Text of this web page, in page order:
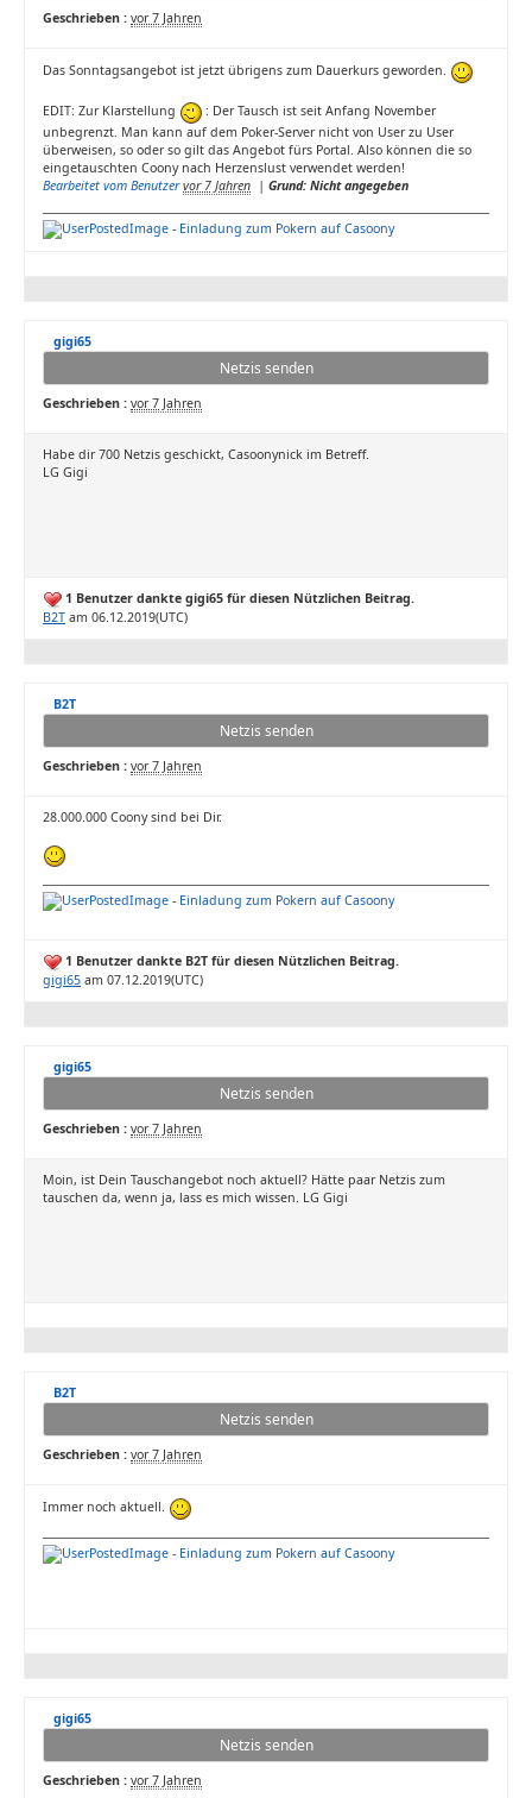
Geschrieben : vor 7 Jahren
Das Sonntagsangebot ist jetzt übrigens zum Dauerkurs geworden.
EDIT: Zur Klarstellung
: Der Tausch ist seit Anfang November
unbegrenzt. Man kann auf dem Poker-Server nicht von User zu User
überweisen, so oder so gilt das Angebot fürs Portal. Also können die so
eingetauschten Coony nach Herzenslust verwendet werden!
Bearbeitet vom Benutzer vor 7 Jahren | Grund: Nicht angegeben
- Einladung zum Pokern auf Casoony
gigi65
Netzis senden
Geschrieben : vor 7 Jahren
Habe dir 700 Netzis geschickt, Casoonynick im Betreff.
LG Gigi
1 Benutzer dankte gigi65 für diesen Nützlichen Beitrag.
B2T am 06.12.2019(UTC)
B2T
Netzis senden
Geschrieben : vor 7 Jahren
28.000.000 Coony sind bei Dir.
- Einladung zum Pokern auf Casoony
1 Benutzer dankte B2T für diesen Nützlichen Beitrag.
gigi65 am 07.12.2019(UTC)
gigi65
Netzis senden
Geschrieben : vor 7 Jahren
Moin, ist Dein Tauschangebot noch aktuell? Hätte paar Netzis zum
tauschen da, wenn ja, lass es mich wissen. LG Gigi
B2T
Netzis senden
Geschrieben : vor 7 Jahren
Immer noch aktuell.
- Einladung zum Pokern auf Casoony
gigi65
Netzis senden
Geschrieben : vor 7 Jahren